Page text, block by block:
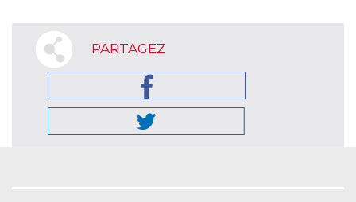
PARTAGEZ